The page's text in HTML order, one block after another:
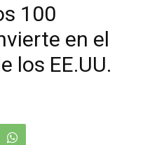
100
en el
los EE.UU.